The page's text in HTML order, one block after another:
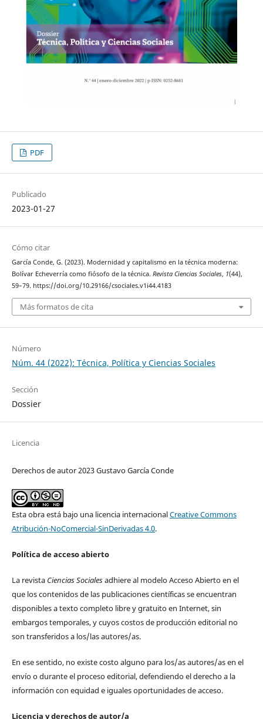
PDF
Publicado
2023-01-27
Cómo citar
García Conde, G. (2023). Modernidad y capitalismo en la técnica moderna:
Bolívar Echeverría como fiósofo de la técnica. Revista Ciencias Sociales, 1(44),
59–79. https://doi.org/10.29166/csociales.v1i44.4183
Más formatos de cita
Número
Núm. 44 (2022): Técnica, Política y Ciencias Sociales
Sección
Dossier
Licencia
Derechos de autor 2023 Gustavo García Conde
Esta obra está bajo una licencia internacionalCreative Commons
Atribución-NoComercial-SinDerivadas 4.0.
Política de acceso abierto
La revista Ciencias Socialesadhiere al modelo Acceso Abierto en el
que los contenidos de las publicaciones científicas se encuentran
disponibles a texto completo libre y gratuito en Internet, sin
embargos temporales, y cuyos costos de producción editorial no
son transferidos a los/las autores/as.
En ese sentido, no existe costo alguno para los/as autores/as en el
envío o durante el proceso editorial, defendiendo el derecho a la
información con equidad e iguales oportunidades de acceso.
Licencia y derechos de autor/a